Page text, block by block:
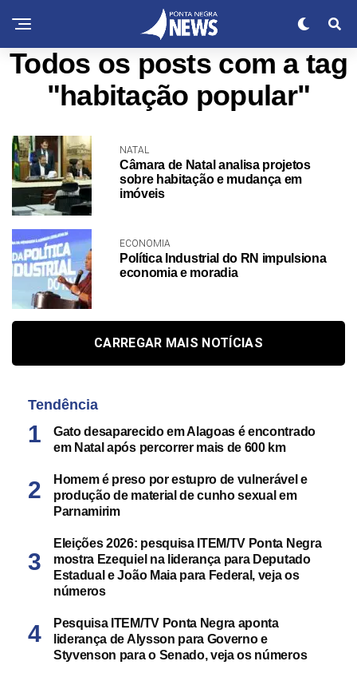
Todos os posts com a tag
"habitação popular"
NATAL
Câmara de Natal analisa projetos
sobre habitação e mudança em
imóveis
ECONOMIA
Política Industrial do RN impulsiona
economia e moradia
CARREGAR MAIS NOTÍCIAS
Tendência
Gato desaparecido em Alagoas é encontrado
em Natal após percorrer mais de 600 km
Homem é preso por estupro de vulnerável e
produção de material de cunho sexual em
Parnamirim
Eleições 2026: pesquisa ITEM/TV Ponta Negra
mostra Ezequiel na liderança para Deputado
Estadual e João Maia para Federal, veja os
números
Pesquisa ITEM/TV Ponta Negra aponta
liderança de Alysson para Governo e
Styvenson para o Senado, veja os números